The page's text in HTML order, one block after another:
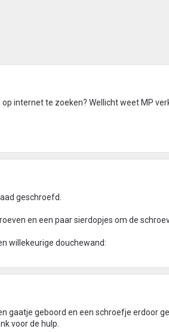
internet te zoeken? Wellicht weet MP
geschroefd.
en een paar sierdopjes om de
willekeurige douchewand:
gaatje geboord en een schroefje erdoor
voor de hulp.